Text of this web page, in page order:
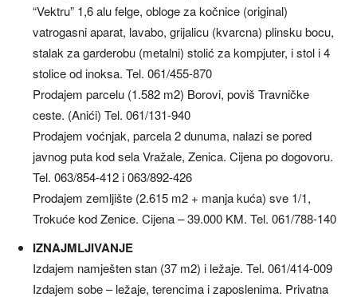
“Vektru” 1,6 alu felge, obloge za kočnice (original)
vatrogasni aparat, lavabo, grijalicu (kvarcna) plinsku bocu,
stalak za garderobu (metalni) stolić za kompjuter, i stol i 4
stolice od inoksa. Tel. 061/455-870
Prodajem parcelu (1.582 m2) Borovi, poviš Travničke
ceste. (Anići) Tel. 061/131-940
Prodajem voćnjak, parcela 2 dunuma, nalazi se pored
javnog puta kod sela Vražale, Zenica. Cijena po dogovoru.
Tel. 063/854-412 i 063/892-426
Prodajem zemljište (2.615 m2 + manja kuća) sve 1/1,
Trokuće kod Zenice. Cijena – 39.000 KM. Tel. 061/788-140
IZNAJMLJIVANJE
Izdajem namješten stan (37 m2) i ležaje. Tel. 061/414-009
Izdajem sobe – ležaje, terencima i zaposlenima. Privatna